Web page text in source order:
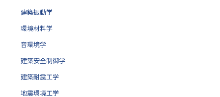
建築振動学
環境材料学
音環境学
建築安全制御学
建築耐震工学
地震環境工学